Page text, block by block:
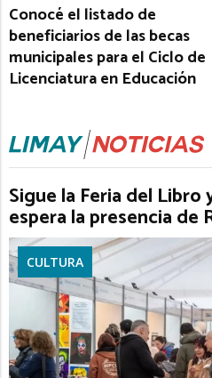
Conocé el listado de
beneficiarios de las becas
municipales para el Ciclo de
Licenciatura en Educación
Sigue la Feria del Libro
espera la presencia de
CULTURA